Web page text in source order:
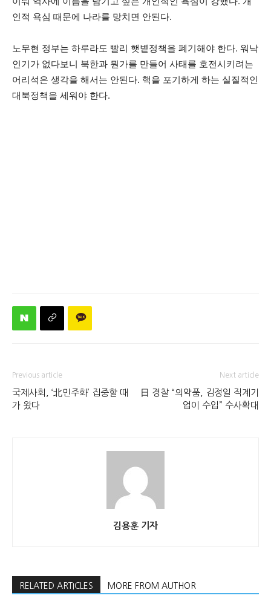
인적 욕심 때문에 나라를 망치면 안된다.
노무현 정부는 하루라도 빨리 햇볕정책을 폐기해야 한다. 워낙
인기가 없다보니 북한과 뭔가를 만들어 사태를 호전시키려는
어리석은 생각을 해서는 안된다. 핵을 포기하게 하는 실질적인
대북정책을 세워야 한다.
Previous article
국제사회, ‘北민주화’ 집중할 때
가 왔다
Next article
日 경찰 “의약품, 김정일 직계기
업이 수입” 수사확대
김용훈 기자
RELATED ARTICLES MORE FROM AUTHOR